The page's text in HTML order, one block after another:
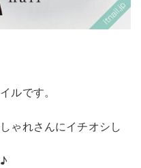
ルです。
ゃれさんにイチオシし